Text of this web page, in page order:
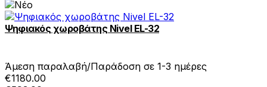
Ψηφιακός χωροβάτης Nivel EL-32
Άμεση παραλαβή/Παράδοση σε 1-3 ημέρες
€1180.00